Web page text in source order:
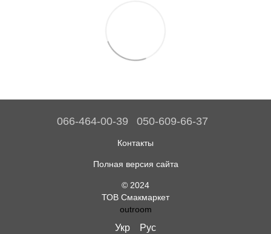
066-464-00-39 050-609-66-37
Контакты
Полная версия сайта
© 2024
ТОВ Смакмаркет
outroom
Укр Рус